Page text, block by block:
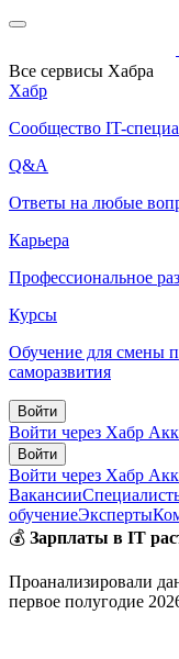
Все сервисы Хабра
Хабр
Сообщество IT-
Q&A
Ответы на любые
Карьера
Профессиональное
Курсы
Обучение для смены
саморазвития
Войти
Войти через Хабр
Войти
Войти через Хабр
Вакансии
обучениеЭксперты
💰 Зарплаты в IT
Проанализировали
первое полугодие